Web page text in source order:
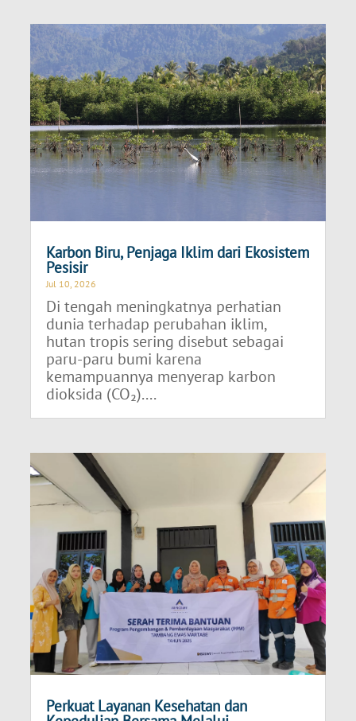
Karbon Biru, Penjaga Iklim dari Ekosistem
Pesisir
Jul 10, 2026
Di tengah meningkatnya perhatian
dunia terhadap perubahan iklim,
hutan tropis sering disebut sebagai
paru-paru bumi karena
kemampuannya menyerap karbon
dioksida (CO₂)....
Perkuat Layanan Kesehatan dan